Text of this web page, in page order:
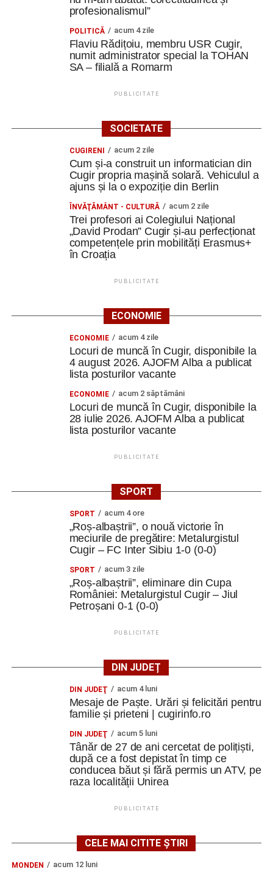
profesionalismul”
POLITICĂ acum 4 zile
Flaviu Rădițoiu, membru USR Cugir,
numit administrator special la TOHAN
SA – filială a Romarm
PUBLICITATE
SOCIETATE
CUGIRENI acum 2 zile
Cum și-a construit un informatician din
Cugir propria mașină solară. Vehiculul a
ajuns și la o expoziție din Berlin
ÎNVĂŢĂMÂNT - CULTURĂ acum 2 zile
Trei profesori ai Colegiului Național
„David Prodan” Cugir și-au perfecționat
competențele prin mobilități Erasmus+
în Croația
PUBLICITATE
ECONOMIE
ECONOMIE acum 4 zile
Locuri de muncă în Cugir, disponibile la
4 august 2026. AJOFM Alba a publicat
lista posturilor vacante
ECONOMIE acum 2 săptămâni
Locuri de muncă în Cugir, disponibile la
28 iulie 2026. AJOFM Alba a publicat
lista posturilor vacante
PUBLICITATE
SPORT
SPORT acum 4 ore
„Roș-albaștrii”, o nouă victorie în
meciurile de pregătire: Metalurgistul
Cugir – FC Inter Sibiu 1-0 (0-0)
SPORT acum 3 zile
„Roș-albaștrii”, eliminare din Cupa
României: Metalurgistul Cugir – Jiul
Petroșani 0-1 (0-0)
PUBLICITATE
DIN JUDEȚ
DIN JUDEŢ acum 4 luni
Mesaje de Paște. Urări și felicitări pentru
familie și prieteni | cugirinfo.ro
DIN JUDEŢ acum 5 luni
Tânăr de 27 de ani cercetat de polițiști,
după ce a fost depistat în timp ce
conducea băut și fără permis un ATV, pe
raza localității Unirea
PUBLICITATE
CELE MAI CITITE ȘTIRI
MONDEN acum 12 luni